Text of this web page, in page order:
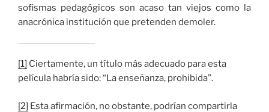
sofismas pedagógicos son acaso tan viejos como la
anacrónica institución que pretenden demoler.
[1] Ciertamente, un título más adecuado para esta
película habría sido: “La enseñanza, prohibida”.
[2] Esta afirmación, no obstante, podrían compartirla